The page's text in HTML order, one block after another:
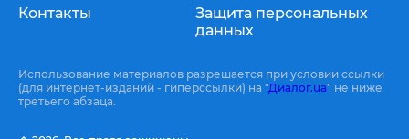
Контакты
Защита персональных
данных
Использование материалов разрешается при условии ссылки
(для интернет-изданий - гиперссылки) на "Диалог.ua" не ниже
третьего абзаца.